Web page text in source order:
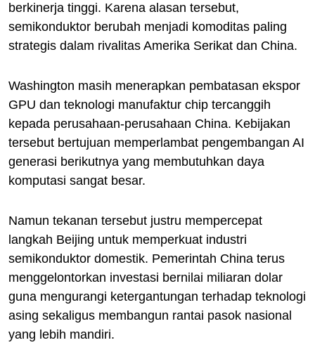
berkinerja tinggi. Karena alasan tersebut,
semikonduktor berubah menjadi komoditas paling
strategis dalam rivalitas Amerika Serikat dan China.
Washington masih menerapkan pembatasan ekspor
GPU dan teknologi manufaktur chip tercanggih
kepada perusahaan-perusahaan China. Kebijakan
tersebut bertujuan memperlambat pengembangan AI
generasi berikutnya yang membutuhkan daya
komputasi sangat besar.
Namun tekanan tersebut justru mempercepat
langkah Beijing untuk memperkuat industri
semikonduktor domestik. Pemerintah China terus
menggelontorkan investasi bernilai miliaran dolar
guna mengurangi ketergantungan terhadap teknologi
asing sekaligus membangun rantai pasok nasional
yang lebih mandiri.